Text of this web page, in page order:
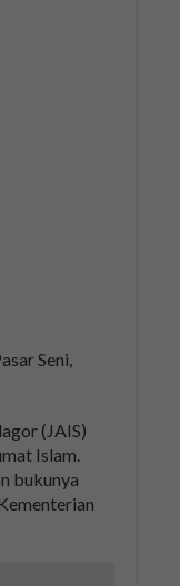
Seni,
(JAIS)
Islam.
bukunya